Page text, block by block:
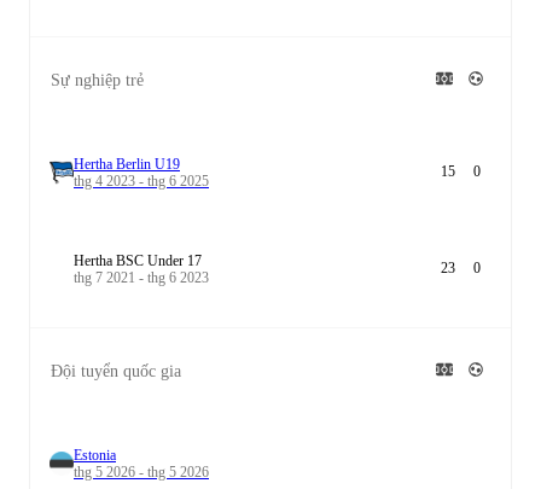
Sự nghiệp trẻ
Hertha Berlin U19
thg 4 2023 - thg 6 2025
15 0
Hertha BSC Under 17
thg 7 2021 - thg 6 2023
23 0
Đội tuyển quốc gia
Estonia
thg 5 2026 - thg 5 2026